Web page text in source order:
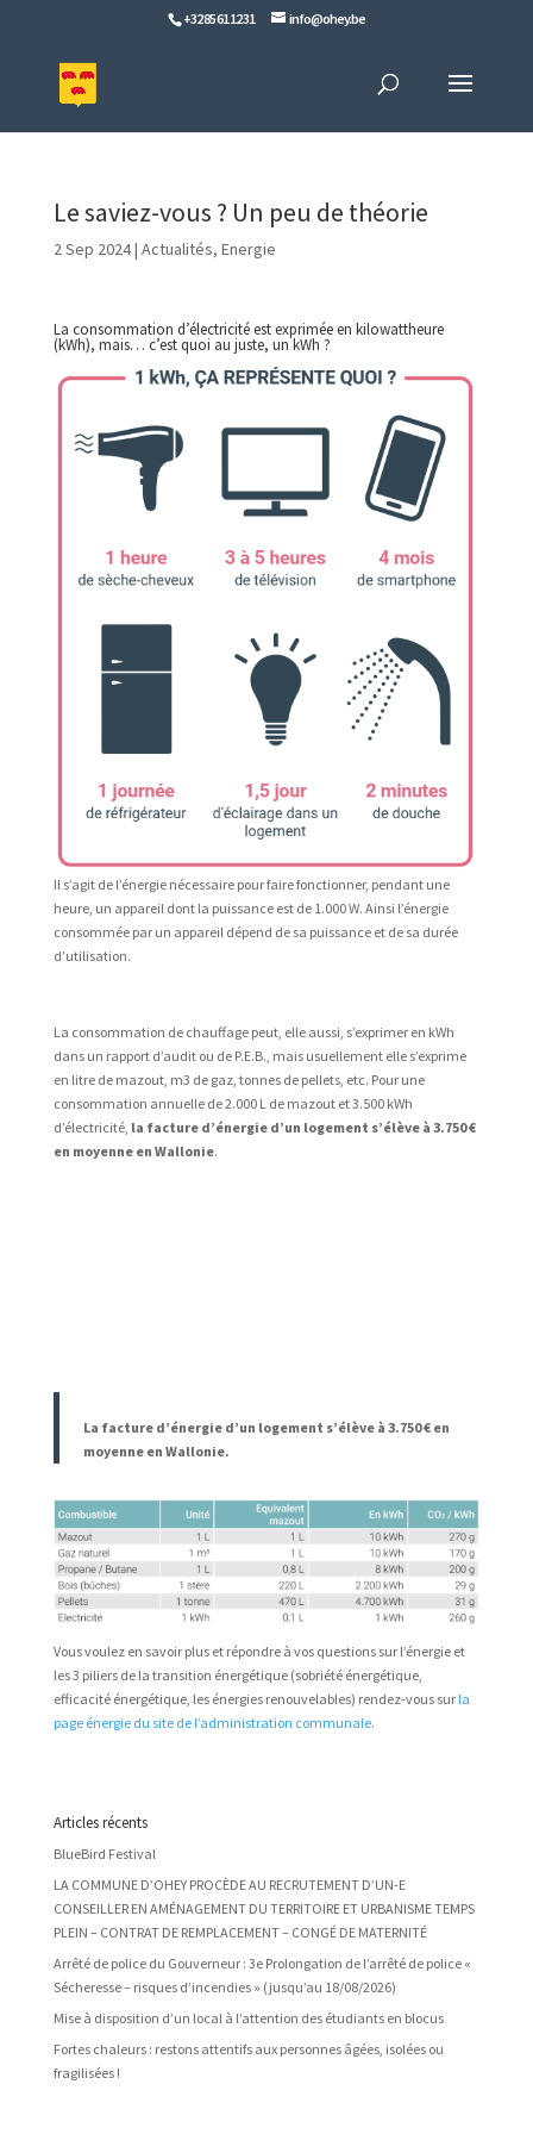
+32 85 61 12 31 info@ohey.be
Le saviez-vous ? Un peu de théorie
2 Sep 2024| Actualités, Energie
La consommation d’électricité est exprimée en kilowattheure
(kWh), mais… c’est quoi au juste, un kWh ?
Il s’agit de l’énergie nécessaire pour faire fonctionner, pendant une
heure, un appareil dont la puissance est de 1.000 W. Ainsi l’énergie
consommée par un appareil dépend de sa puissance et de sa durée
d’utilisation.
La consommation de chauffage peut, elle aussi, s’exprimer en kWh
dans un rapport d’audit ou de P.E.B., mais usuellement elle s’exprime
en litre de mazout, m3 de gaz, tonnes de pellets, etc. Pour une
consommation annuelle de 2.000 L de mazout et 3.500 kWh
d’électricité, la facture d’énergie d’un logement s’élève à 3.750 €
en moyenne en Wallonie.
La facture d’énergie d’un logement s’élève à 3.750 € en
moyenne en Wallonie.
Vous voulez en savoir plus et répondre à vos questions sur l’énergie et
les 3 piliers de la transition énergétique (sobriété énergétique,
efficacité énergétique, les énergies renouvelables) rendez-vous sur la
page énergie du site de l’administration communale.
Articles récents
BlueBird Festival
LA COMMUNE D’OHEY PROCÈDE AU RECRUTEMENT D’UN-E
CONSEILLER EN AMÉNAGEMENT DU TERRITOIRE ET URBANISME TEMPS
PLEIN – CONTRAT DE REMPLACEMENT – CONGÉ DE MATERNITÉ
Arrêté de police du Gouverneur : 3e Prolongation de l’arrêté de police «
Sécheresse – risques d’incendies » (jusqu’au 18/08/2026)
Mise à disposition d’un local à l’attention des étudiants en blocus
Fortes chaleurs : restons attentifs aux personnes âgées, isolées ou
fragilisées !